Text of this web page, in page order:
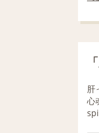
肝
心